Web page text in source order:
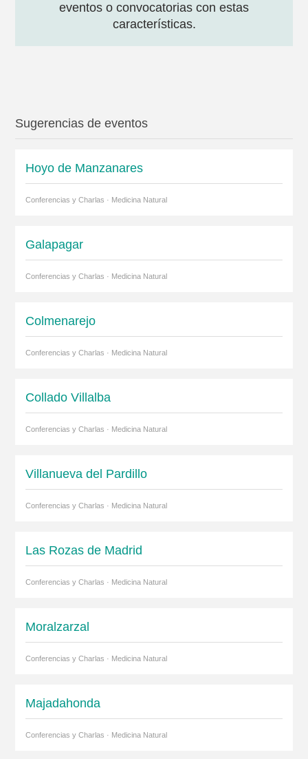
eventos o convocatorias con estas
características.
Sugerencias de eventos
Hoyo de Manzanares
Conferencias y Charlas · Medicina Natural
Galapagar
Conferencias y Charlas · Medicina Natural
Colmenarejo
Conferencias y Charlas · Medicina Natural
Collado Villalba
Conferencias y Charlas · Medicina Natural
Villanueva del Pardillo
Conferencias y Charlas · Medicina Natural
Las Rozas de Madrid
Conferencias y Charlas · Medicina Natural
Moralzarzal
Conferencias y Charlas · Medicina Natural
Majadahonda
Conferencias y Charlas · Medicina Natural